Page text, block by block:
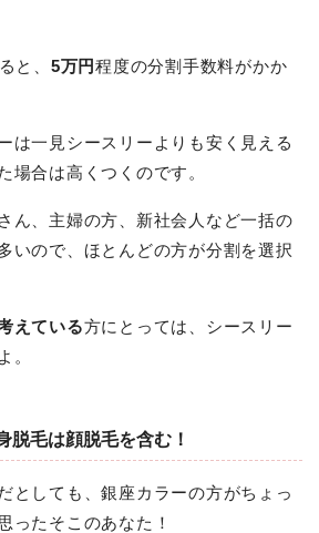
と、 5万円程度の分割手数料がかか
は一見シースリーよりも安く見える
場合は高くつくのです。
ん、主婦の方、新社会人など一括の
いので、ほとんどの方が分割を選択
えている方にとっては、シースリー
。
脱毛は顔脱毛を含む！
としても、銀座カラーの方がちょっ
ったそこのあなた！